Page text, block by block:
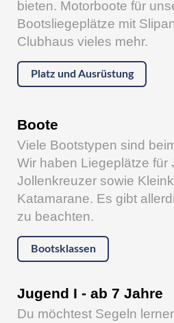
bieten. Motorboote für
Bootsliegeplätze mit
Clubhaus vieles mehr.
Platz und Ausrüstung
Boote
Viele Bootstypen sind
Wir haben Liegeplätze für
Jollenkreuzer sowie
Katamarane. Es gibt
zu beachten.
Bootsklassen
Jugend I - ab 7 Jahre
Du möchtest Segeln